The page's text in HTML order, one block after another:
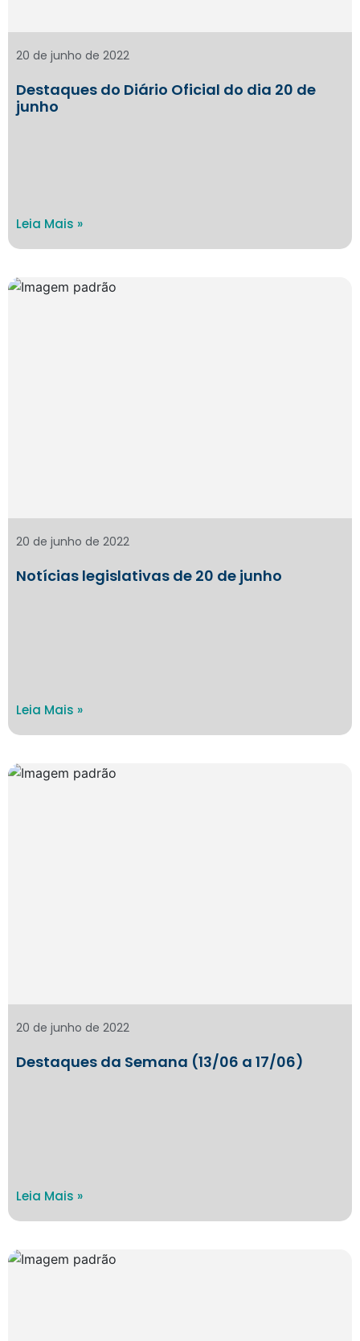
Destaques do Diário Oficial do dia 20 de
junho
20 de junho de 2022
Leia Mais »
Notícias legislativas de 20 de junho
20 de junho de 2022
Leia Mais »
Destaques da Semana (13/06 a 17/06)
20 de junho de 2022
Leia Mais »